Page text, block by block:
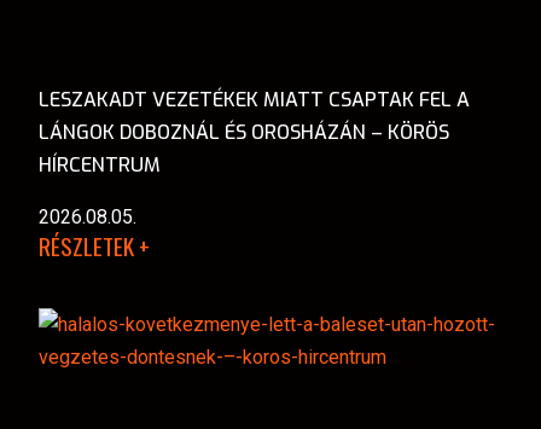
LESZAKADT VEZETÉKEK MIATT CSAPTAK FEL A
LÁNGOK DOBOZNÁL ÉS OROSHÁZÁN – KÖRÖS
HÍRCENTRUM
2026.08.05.
RÉSZLETEK +